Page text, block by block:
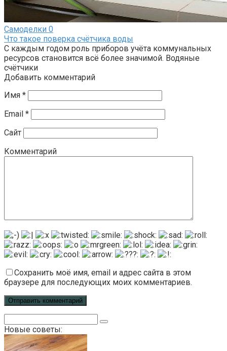
Самоделки 0
Что такое поверка счётчика воды
С каждым годом роль приборов учёта коммунальных
ресурсов становится всё более значимой. Водяные
счётчики
Добавить комментарий
Имя *
Email *
Сайт
Комментарий
Сохранить моё имя, email и адрес сайта в этом
браузере для последующих моих комментариев.
Новые советы: